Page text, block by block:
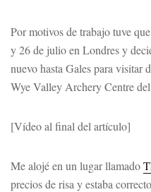
Por motivos de trabajo tuve
y 26 de julio en Londres y
nuevo hasta Gales para visitar
Wye Valley Archery Centre
[Vídeo al final del artículo]
Me alojé en un lugar llamado
precios de risa y estaba